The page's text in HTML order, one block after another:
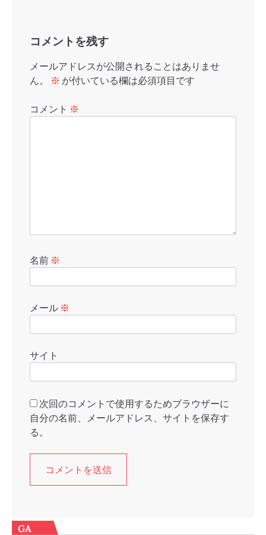
コメントを残す
メールアドレスが公開されることはありませ
ん。
※ が付いている欄は必須項目です
コメント ※
名前 ※
メール ※
サイト
次回のコメントで使用するためブラウザーに
自分の名前、メールアドレス、サイトを保存す
る。
GA